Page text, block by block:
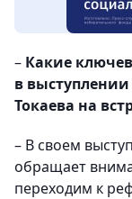
– Какие
в
Токаева на
– В своем
обращает
переходим к